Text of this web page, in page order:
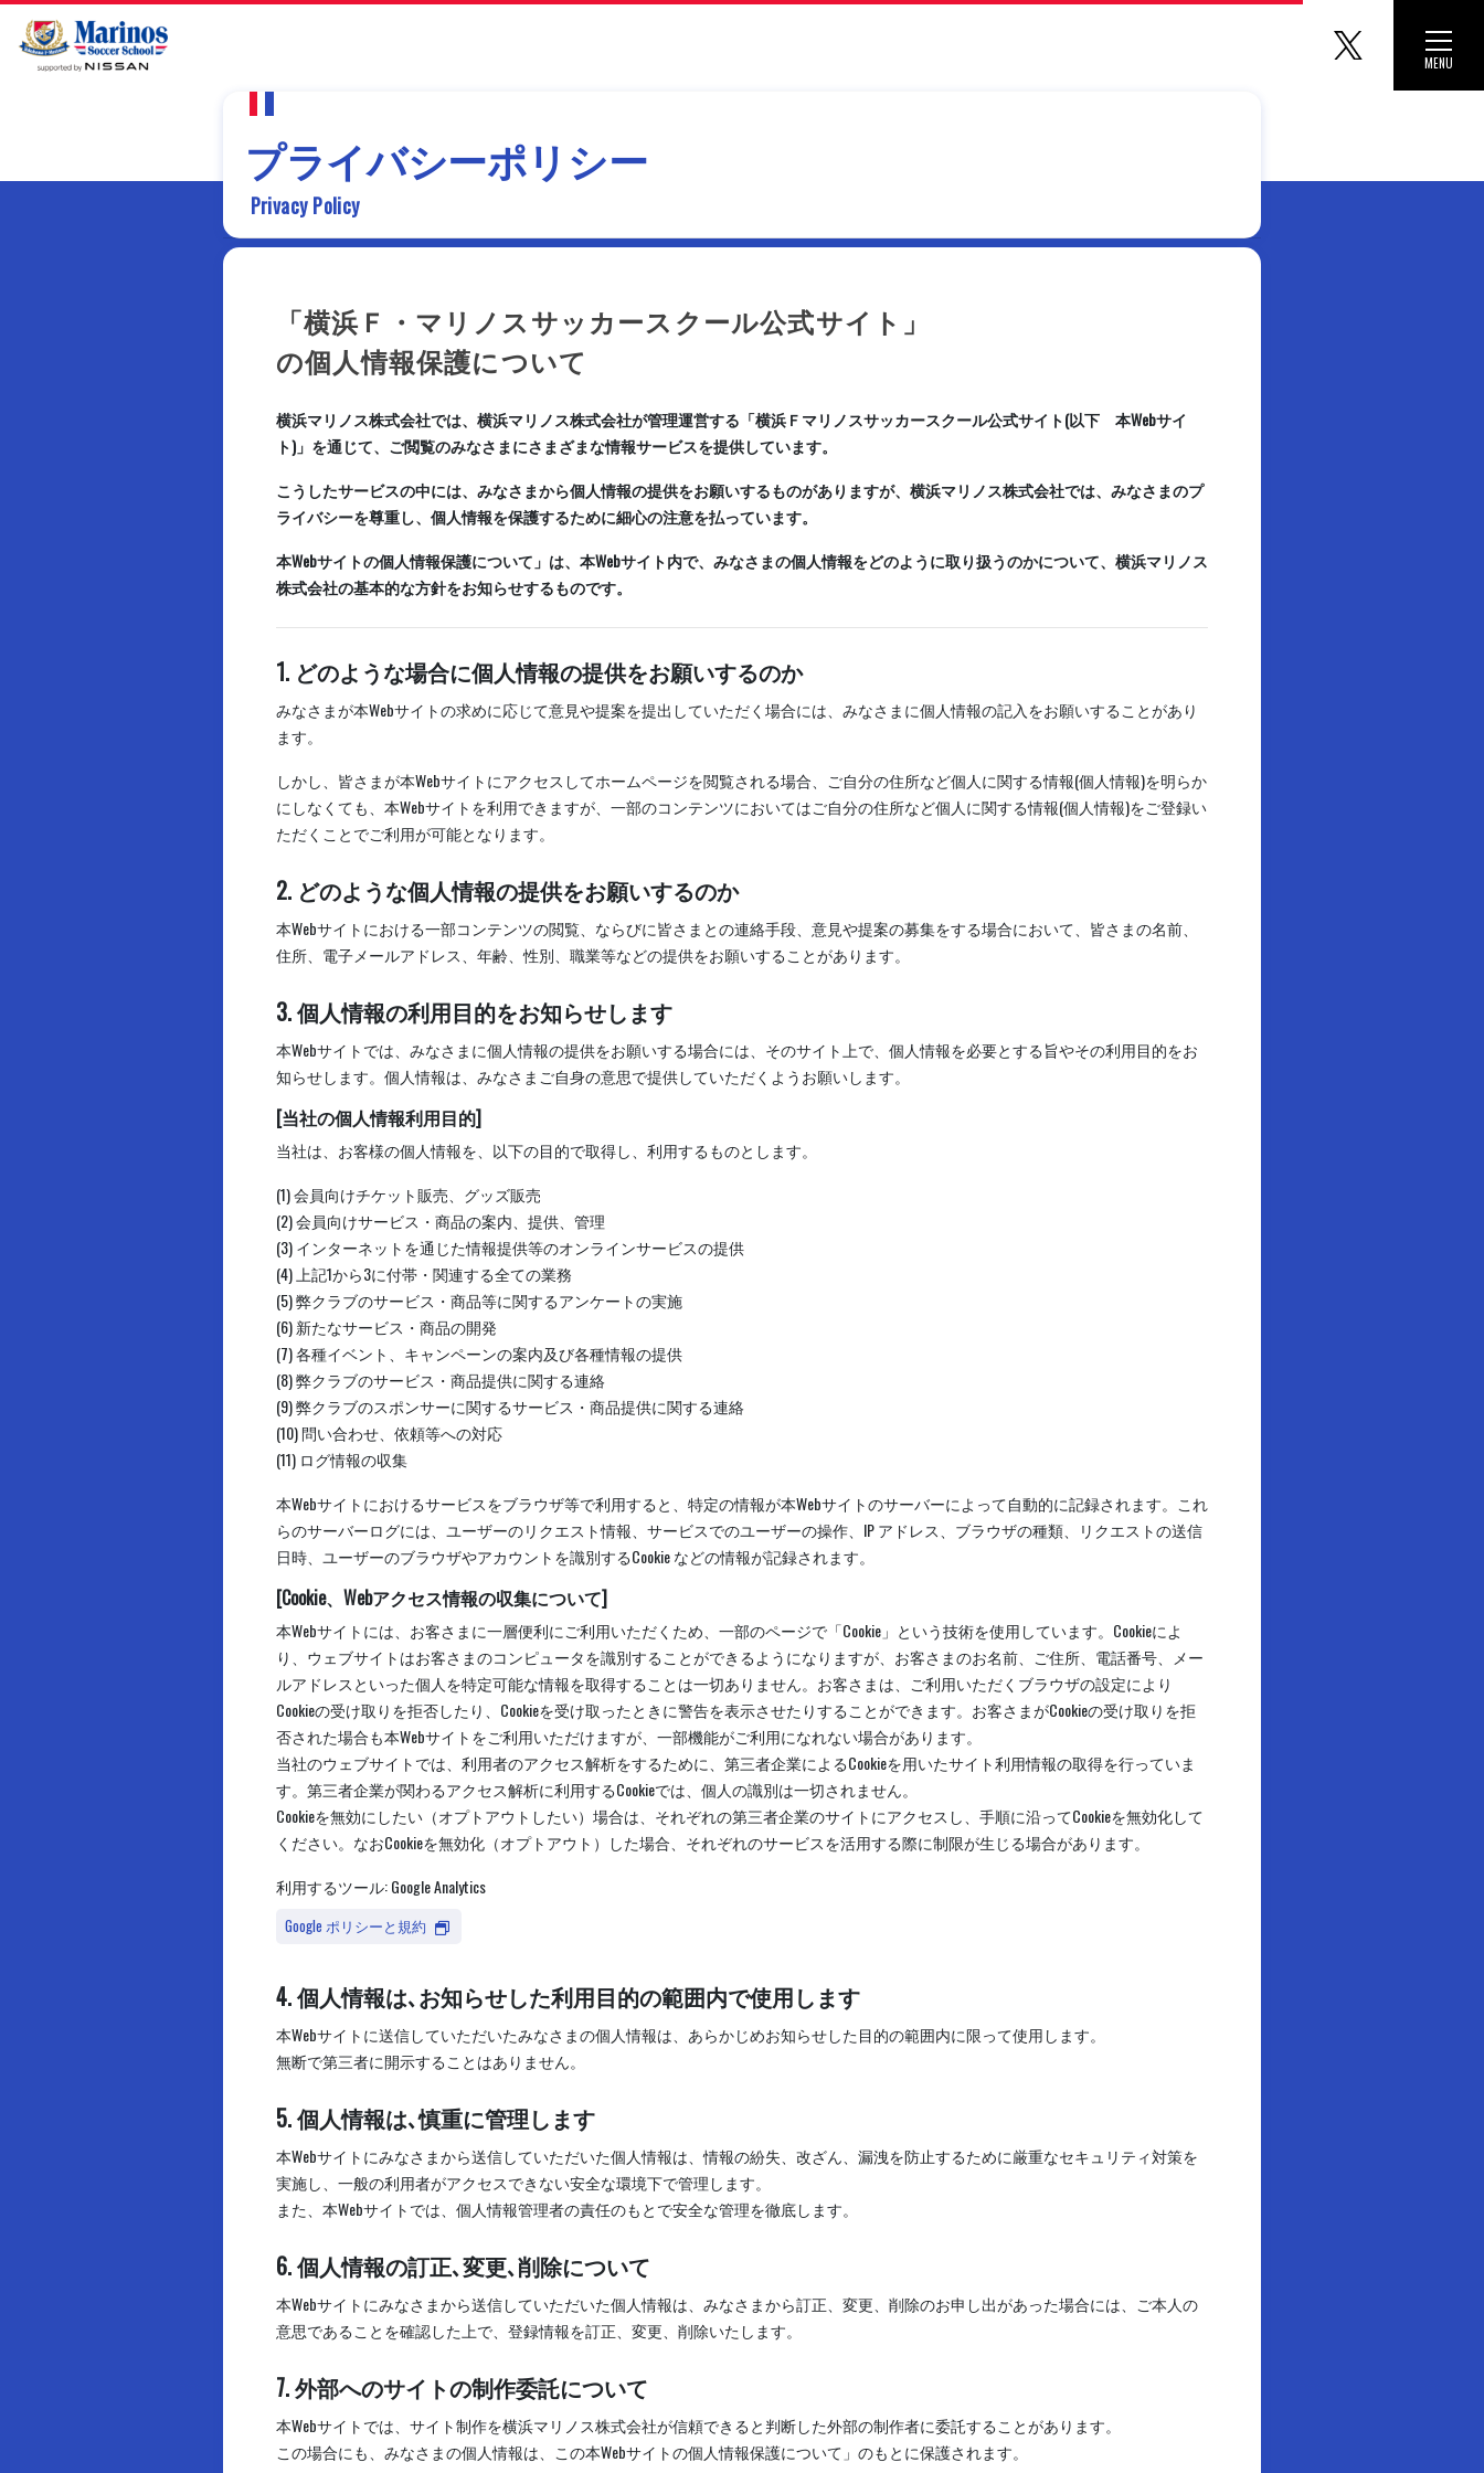
Toggle
MENU
マリノ
プライバシーポリシー
Privacy Policy
「横浜Ｆ・マリノスサッカースクール公式サイト」
の個人情報保護について
横浜マリノス株式会社では、横浜マリノス株式会社が管理運営する「横浜Ｆマリノスサッカースクール公式サイト(以下 本Webサイ
ト)」を通じて、ご閲覧のみなさまにさまざまな情報サービスを提供しています。
こうしたサービスの中には、みなさまから個人情報の提供をお願いするものがありますが、横浜マリノス株式会社では、みなさまのプ
ライバシーを尊重し、個人情報を保護するために細心の注意を払っています。
本Webサイトの個人情報保護について」は、本Webサイト内で、みなさまの個人情報をどのように取り扱うのかについて、横浜マリノス
株式会社の基本的な方針をお知らせするものです。
1. どのような場合に個人情報の提供をお願いするのか
みなさまが本Webサイトの求めに応じて意見や提案を提出していただく場合には、みなさまに個人情報の記入をお願いすることがあり
ます。
しかし、皆さまが本Webサイトにアクセスしてホームページを閲覧される場合、ご自分の住所など個人に関する情報(個人情報)を明らか
にしなくても、本Webサイトを利用できますが、一部のコンテンツにおいてはご自分の住所など個人に関する情報(個人情報)をご登録い
ただくことでご利用が可能となります。
2. どのような個人情報の提供をお願いするのか
本Webサイトにおける一部コンテンツの閲覧、ならびに皆さまとの連絡手段、意見や提案の募集をする場合において、皆さまの名前、
住所、電子メールアドレス、年齢、性別、職業等などの提供をお願いすることがあります。
3. 個人情報の利用目的をお知らせします
本Webサイトでは、みなさまに個人情報の提供をお願いする場合には、そのサイト上で、個人情報を必要とする旨やその利用目的をお
知らせします。個人情報は、みなさまご自身の意思で提供していただくようお願いします。
[当社の個人情報利用目的]
当社は、お客様の個人情報を、以下の目的で取得し、利用するものとします。
(1) 会員向けチケット販売、グッズ販売
(2) 会員向けサービス・商品の案内、提供、管理
(3) インターネットを通じた情報提供等のオンラインサービスの提供
(4) 上記1から3に付帯・関連する全ての業務
(5) 弊クラブのサービス・商品等に関するアンケートの実施
(6) 新たなサービス・商品の開発
(7) 各種イベント、キャンペーンの案内及び各種情報の提供
(8) 弊クラブのサービス・商品提供に関する連絡
(9) 弊クラブのスポンサーに関するサービス・商品提供に関する連絡
(10) 問い合わせ、依頼等への対応
(11) ログ情報の収集
本Webサイトにおけるサービスをブラウザ等で利用すると、特定の情報が本Webサイトのサーバーによって自動的に記録されます。これ
らのサーバーログには、ユーザーのリクエスト情報、サービスでのユーザーの操作、IP アドレス、ブラウザの種類、リクエストの送信
日時、ユーザーのブラウザやアカウントを識別するCookie などの情報が記録されます。
[Cookie、Webアクセス情報の収集について]
本Webサイトには、お客さまに一層便利にご利用いただくため、一部のページで「Cookie」という技術を使用しています。Cookieによ
り、ウェブサイトはお客さまのコンピュータを識別することができるようになりますが、お客さまのお名前、ご住所、電話番号、メー
ルアドレスといった個人を特定可能な情報を取得することは一切ありません。お客さまは、ご利用いただくブラウザの設定により
Cookieの受け取りを拒否したり、Cookieを受け取ったときに警告を表示させたりすることができます。お客さまがCookieの受け取りを拒
否された場合も本Webサイトをご利用いただけますが、一部機能がご利用になれない場合があります。
当社のウェブサイトでは、利用者のアクセス解析をするために、第三者企業によるCookieを用いたサイト利用情報の取得を行っていま
す。第三者企業が関わるアクセス解析に利用するCookieでは、個人の識別は一切されません。
Cookieを無効にしたい（オプトアウトしたい）場合は、それぞれの第三者企業のサイトにアクセスし、手順に沿ってCookieを無効化して
ください。なおCookieを無効化（オプトアウト）した場合、それぞれのサービスを活用する際に制限が生じる場合があります。
利用するツール: Google Analytics
Google ポリシーと規約
4. 個人情報は､お知らせした利用目的の範囲内で使用します
本Webサイトに送信していただいたみなさまの個人情報は、あらかじめお知らせした目的の範囲内に限って使用します。
無断で第三者に開示することはありません。
5. 個人情報は､慎重に管理します
本Webサイトにみなさまから送信していただいた個人情報は、情報の紛失、改ざん、漏洩を防止するために厳重なセキュリティ対策を
実施し、一般の利用者がアクセスできない安全な環境下で管理します。
また、本Webサイトでは、個人情報管理者の責任のもとで安全な管理を徹底します。
6. 個人情報の訂正､変更､削除について
本Webサイトにみなさまから送信していただいた個人情報は、みなさまから訂正、変更、削除のお申し出があった場合には、ご本人の
意思であることを確認した上で、登録情報を訂正、変更、削除いたします。
7. 外部へのサイトの制作委託について
本Webサイトでは、サイト制作を横浜マリノス株式会社が信頼できると判断した外部の制作者に委託することがあります。
この場合にも、みなさまの個人情報は、この本Webサイトの個人情報保護について」のもとに保護されます。